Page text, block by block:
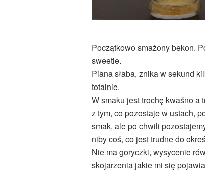
Początkowo smażony bekon.
sweetie.
Piana słaba, znika w sekund
totalnie.
W smaku jest trochę kwaśno a
z tym, co pozostaje w ustach,
smak, ale po chwili
niby coś, co jest trudne do
Nie ma goryczki, wysycenie
skojarzenia jakie mi się